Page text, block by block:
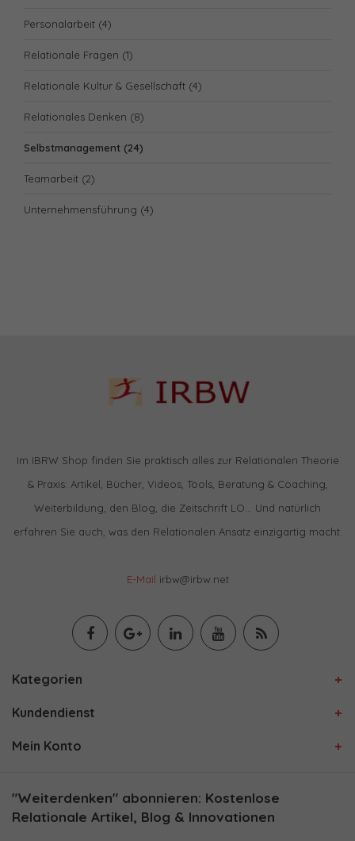
Personalarbeit (4)
Relationale Fragen (1)
Relationale Kultur & Gesellschaft (4)
Relationales Denken (8)
Selbstmanagement (24)
Teamarbeit (2)
Unternehmensführung (4)
Im IBRW Shop finden Sie praktisch alles zur Relationalen Theorie
& Praxis: Artikel, Bücher, Videos, Tools, Beratung & Coaching,
Weiterbildung, den Blog, die Zeitschrift LO… Und natürlich
erfahren Sie auch, was den Relationalen Ansatz einzigartig macht.
E-Mail irbw@irbw.net
Kategorien
Kundendienst
Mein Konto
"Weiterdenken" abonnieren: Kostenlose
Relationale Artikel, Blog & Innovationen